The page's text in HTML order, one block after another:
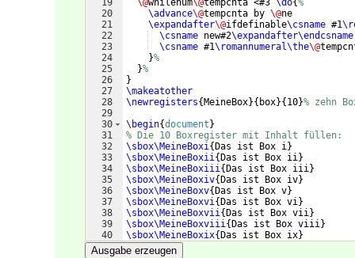
19
20
21
22
23
24
25
26
27
28
29
30
31
32
33
34
35
36
37
38
39
40
41
\@whilenum\@tempcnta <#3 \do{%
\advance\@tempcnta by \@ne
\expandafter\@ifdefinable\csname #1
\csname new#2\expandafter\endcsname
\csname #1\romannumeral\the\@
}%
}%
}
\makeatother
\newregisters{ MeineBox}{ box}{ 10}% zehn
\begin{document }
% Die 10 Boxregister mit Inhalt füllen:
\sbox\MeineBoxi{ Das ist Box i}
\sbox\MeineBoxii{ Das ist Box ii}
\sbox\MeineBoxiii{ Das ist Box iii}
\sbox\MeineBoxiv{ Das ist Box iv}
\sbox\MeineBoxv{ Das ist Box v}
\sbox\MeineBoxvi{ Das ist Box vi}
\sbox\MeineBoxvii{ Das ist Box vii}
\sbox\MeineBoxviii{ Das ist Box viii}
\sbox\MeineBoxix{ Das ist Box ix}
\sbox\MeineBoxx
Ausgabe erzeugen